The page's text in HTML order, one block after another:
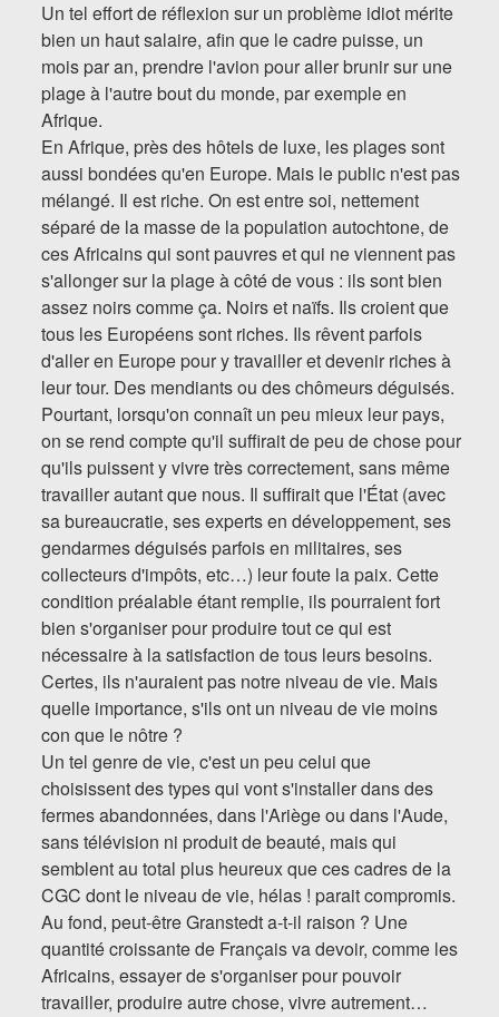
Un tel effort de réflexion sur un problème idiot mérite
bien un haut salaire, afin que le cadre puisse, un
mois par an, prendre l'avion pour aller brunir sur une
plage à l'autre bout du monde, par exemple en
Afrique.
En Afrique, près des hôtels de luxe, les plages sont
aussi bondées qu'en Europe. Mais le public n'est pas
mélangé. Il est riche. On est entre soi, nettement
séparé de la masse de la population autochtone, de
ces Africains qui sont pauvres et qui ne viennent pas
s'allonger sur la plage à côté de vous : ils sont bien
assez noirs comme ça. Noirs et naïfs. Ils croient que
tous les Européens sont riches. Ils rêvent parfois
d'aller en Europe pour y travailler et devenir riches à
leur tour. Des mendiants ou des chômeurs déguisés.
Pourtant, lorsqu'on connaît un peu mieux leur pays,
on se rend compte qu'il suffirait de peu de chose pour
qu'ils puissent y vivre très correctement, sans même
travailler autant que nous. Il suffirait que l'État (avec
sa bureaucratie, ses experts en développement, ses
gendarmes déguisés parfois en militaires, ses
collecteurs d'impôts, etc…) leur foute la paix. Cette
condition préalable étant remplie, ils pourraient fort
bien s'organiser pour produire tout ce qui est
nécessaire à la satisfaction de tous leurs besoins.
Certes, ils n'auraient pas notre niveau de vie. Mais
quelle importance, s'ils ont un niveau de vie moins
con que le nôtre ?
Un tel genre de vie, c'est un peu celui que
choisissent des types qui vont s'installer dans des
fermes abandonnées, dans l'Ariège ou dans l'Aude,
sans télévision ni produit de beauté, mais qui
semblent au total plus heureux que ces cadres de la
CGC dont le niveau de vie, hélas ! parait compromis.
Au fond, peut-être Granstedt a-t-il raison ? Une
quantité croissante de Français va devoir, comme les
Africains, essayer de s'organiser pour pouvoir
travailler, produire autre chose, vivre autrement…